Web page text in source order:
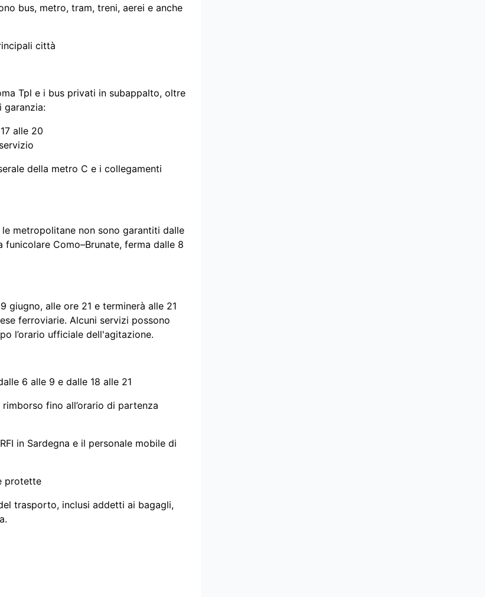
bus, metro, tram, treni, aerei e anche
città
Tpl e i bus privati in subappalto, oltre
garanzia:
alle 20
della metro C e i collegamenti
metropolitane non sono garantiti dalle
Como–Brunate, ferma dalle 8
giugno, alle ore 21 e terminerà alle 21
ferroviarie. Alcuni servizi possono
l’orario ufficiale dell'agitazione.
6 alle 9 e dalle 18 alle 21
fino all’orario di partenza
in Sardegna e il personale mobile di
protette
trasporto, inclusi addetti ai bagagli,